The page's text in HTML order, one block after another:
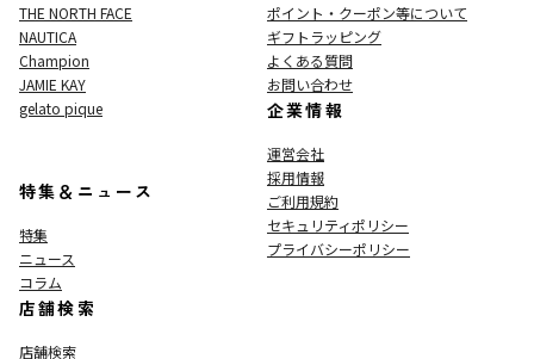
THE NORTH FACE
NAUTICA
Champion
JAMIE KAY
gelato pique
特集＆ニュース
特集
ニュース
コラム
店舗検索
店舗検索
ポイント・クーポン等について
ギフトラッピング
よくある質問
お問い合わせ
企業情報
運営会社
採用情報
ご利用規約
セキュリティポリシー
プライバシーポリシー